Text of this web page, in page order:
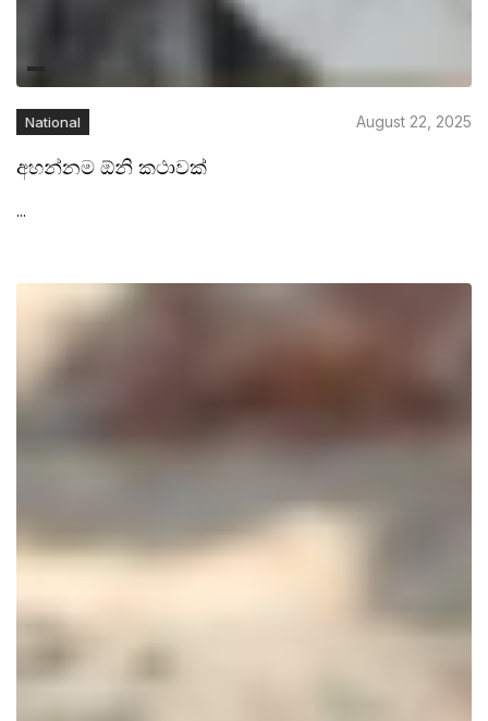
National August 22, 2025
අහන්නම ඕනි කථාවක්
...